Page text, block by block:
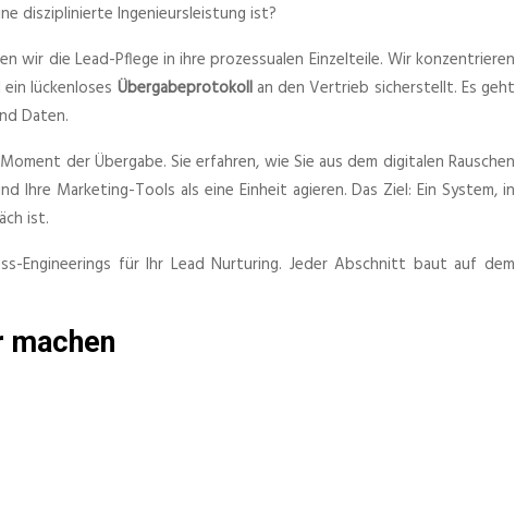
disziplinierte Ingenieursleistung ist?
die Lead-Pflege in ihre prozessualen Einzelteile. Wir konzentrieren
lückenloses Übergabeprotokollan den Vertrieb sicherstellt. Es geht
Daten.
der Übergabe. Sie erfahren, wie Sie aus dem digitalen Rauschen
Ihre Marketing-Tools als eine Einheit agieren. Das Ziel: Ein System, in
ist.
Engineerings für Ihr Lead Nurturing. Jeder Abschnitt baut auf dem
machen